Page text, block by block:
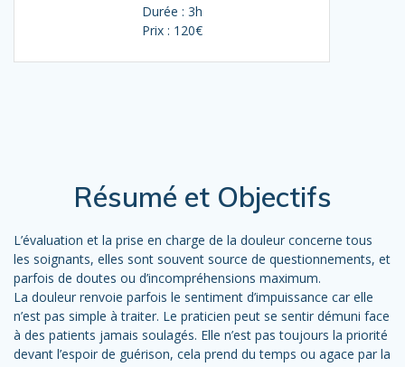
Durée : 3h
Prix : 120€
Résumé et Objectifs
L’évaluation et la prise en charge de la douleur concerne tous
les soignants, elles sont souvent source de questionnements, et
parfois de doutes ou d’incompréhensions maximum.
La douleur renvoie parfois le sentiment d’impuissance car elle
n’est pas simple à traiter. Le praticien peut se sentir démuni face
à des patients jamais soulagés. Elle n’est pas toujours la priorité
devant l’espoir de guérison, cela prend du temps ou agace par la